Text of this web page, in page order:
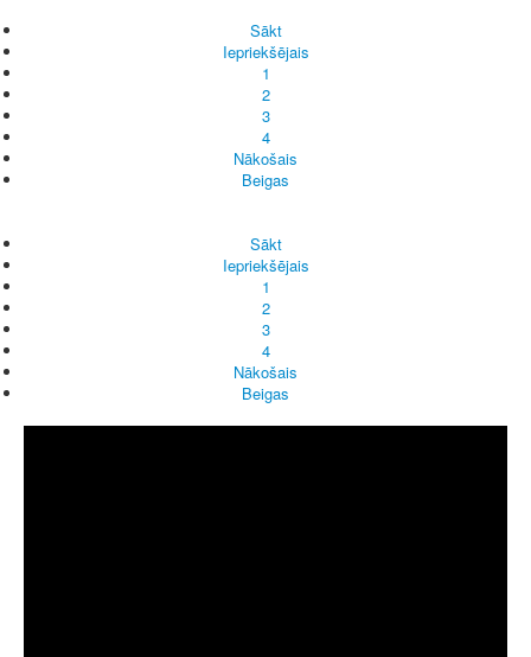
Sākt
Iepriekšējais
1
2
3
4
Nākošais
Beigas
Sākt
Iepriekšējais
1
2
3
4
Nākošais
Beigas